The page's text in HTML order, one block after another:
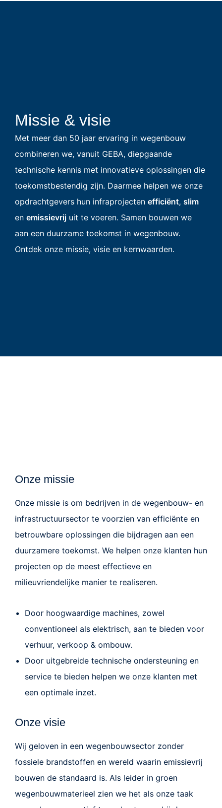
Missie & visie
Met meer dan 50 jaar ervaring in wegenbouw
combineren we, vanuit GEBA, diepgaande
technische kennis met innovatieve oplossingen die
toekomstbestendig zijn. Daarmee helpen we onze
opdrachtgevers hun infraprojecten efficiënt, slim
en emissievrij uit te voeren. Samen bouwen we
aan een duurzame toekomst in wegenbouw.
Ontdek onze missie, visie en kernwaarden.
Onze missie
Onze missie is om bedrijven in de wegenbouw- en
infrastructuursector te voorzien van efficiënte en
betrouwbare oplossingen die bijdragen aan een
duurzamere toekomst. We helpen onze klanten hun
projecten op de meest effectieve en
milieuvriendelijke manier te realiseren.
Door hoogwaardige machines, zowel
conventioneel als elektrisch, aan te bieden voor
verhuur, verkoop & ombouw.
Door uitgebreide technische ondersteuning en
service te bieden helpen we onze klanten met
een optimale inzet.
Onze visie
Wij geloven in een wegenbouwsector zonder
fossiele brandstoffen en wereld waarin emissievrij
bouwen de standaard is. Als leider in groen
wegenbouwmaterieel zien we het als onze taak